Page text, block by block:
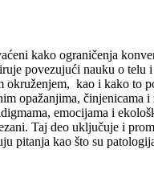
kako ograničenja
povezujući nauku o telu
kao i kako to
opažanjima, činjenicama
emocijama i
Taj deo uključuje i
pitanja kao što su